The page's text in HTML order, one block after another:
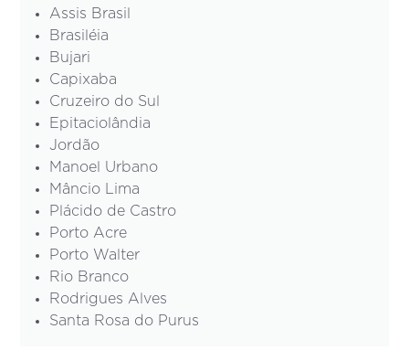
Assis Brasil
Brasiléia
Bujari
Capixaba
Cruzeiro do Sul
Epitaciolândia
Jordão
Manoel Urbano
Mâncio Lima
Plácido de Castro
Porto Acre
Porto Walter
Rio Branco
Rodrigues Alves
Santa Rosa do Purus